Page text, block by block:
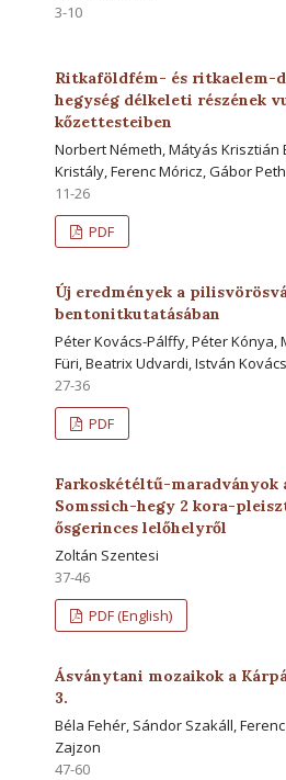
3-10
Ritkaföldfém- és ritkaelem-
hegység délkeleti részének
kőzettesteiben
Norbert Németh, Mátyás Krisztián
Kristály, Ferenc Móricz, Gábor
11-26
PDF
Új eredmények a
bentonitkutatásában
Péter Kovács-Pálffy, Péter Kónya,
Füri, Beatrix Udvardi, István Kovács
27-36
PDF
Farkoskétéltű-
Somssich-hegy 2 kora-
ősgerinces lelőhelyről
Zoltán Szentesi
37-46
PDF (English)
Ásványtani mozaikok a
3.
Béla Fehér, Sándor Szakáll,
Zajzon
47-60